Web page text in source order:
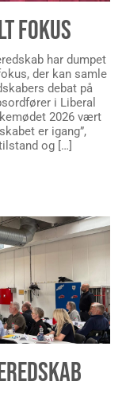
FOKUS
har dumpet
der kan samle
debat på
i Liberal
2026 vært
er igang”,
og […]